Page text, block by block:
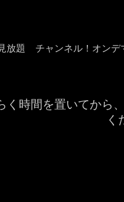
放題 チャンネル！オンデ
く時間を置いてから
く